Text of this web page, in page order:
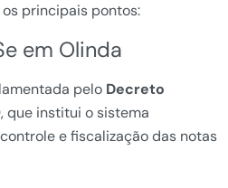
principais pontos:
em Olinda
pelo Decreto
, que institui o sistema
e fiscalização das notas